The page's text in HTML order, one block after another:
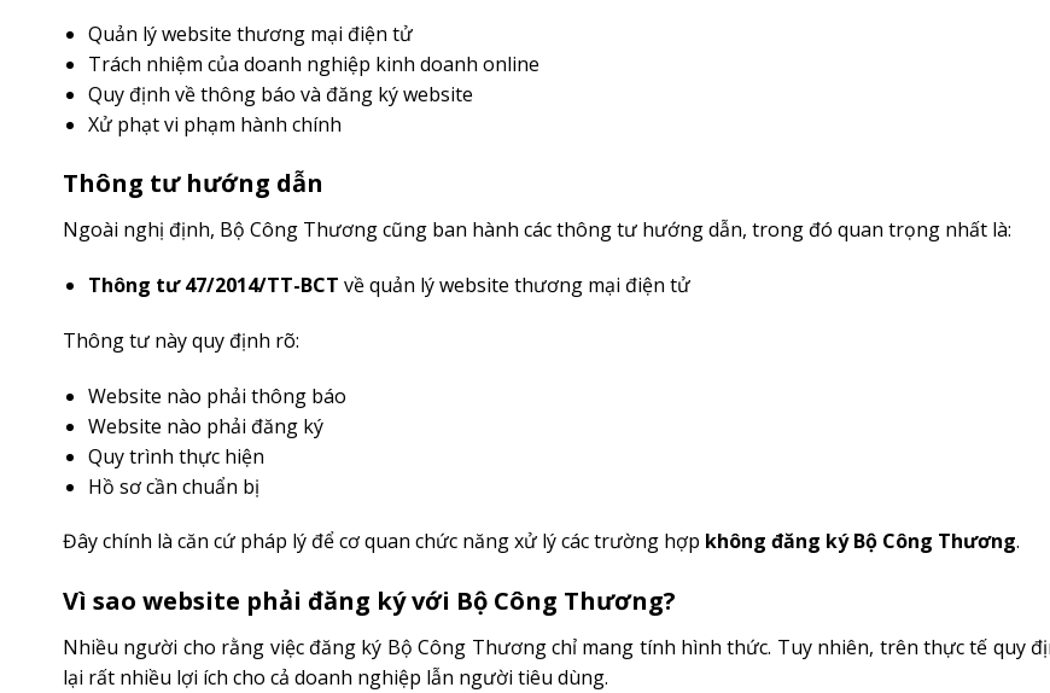
Quản lý website thương mại điện tử
Trách nhiệm của doanh nghiệp kinh doanh online
Quy định về thông báo và đăng ký website
Xử phạt vi phạm hành chính
Thông tư hướng dẫn
Ngoài nghị định, Bộ Công Thương cũng ban hành các thông tư hướng dẫn, trong đó quan trọng nhất là:
Thông tư 47/2014/TT-BCT về quản lý website thương mại điện tử
Thông tư này quy định rõ:
Website nào phải thông báo
Website nào phải đăng ký
Quy trình thực hiện
Hồ sơ cần chuẩn bị
Đây chính là căn cứ pháp lý để cơ quan chức năng xử lý các trường hợp không đăng ký Bộ Công Thương.
Vì sao website phải đăng ký với Bộ Công Thương?
Nhiều người cho rằng việc đăng ký Bộ Công Thương chỉ mang tính hình thức. Tuy nhiên, trên thực tế quy
lại rất nhiều lợi ích cho cả doanh nghiệp lẫn người tiêu dùng.